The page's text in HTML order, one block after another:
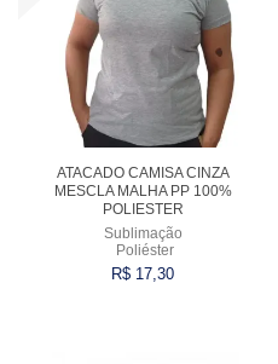
ATACADO CAMISA CINZA
MESCLA MALHA PP 100%
POLIESTER
Sublimação
Poliéster
R$ 17,30